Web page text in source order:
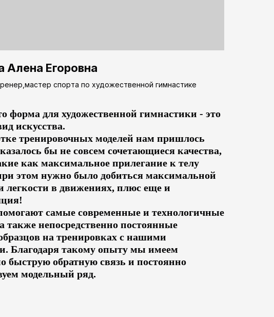
Алена Егоровна
спорта по художественной гимнастике
форма для художественной гимнастики - это
искусства.
тренировочных моделей нам пришлось
бы не совсем сочетающиеся качества,
как максимальное прилегание к телу
этом нужно было добиться максимальной
легкости в движениях, плюс еще и
самые современные и технологичные
также непосредственно постоянные
на тренировках с нашими
Благодаря такому опыту мы имеем
быструю обратную связь и постоянно
модельный ряд.